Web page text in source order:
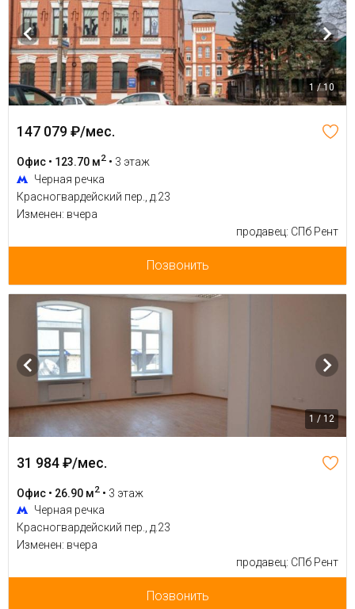
1 / 10
147 079 ₽/мес.
Офис • 123.70 м2 • 3 этаж
Черная речка
Красногвардейский пер., д.23
Изменен: вчера
продавец: СПб Рент
Позвонить
1 / 12
31 984 ₽/мес.
Офис • 26.90 м2 • 3 этаж
Черная речка
Красногвардейский пер., д.23
Изменен: вчера
продавец: СПб Рент
Позвонить